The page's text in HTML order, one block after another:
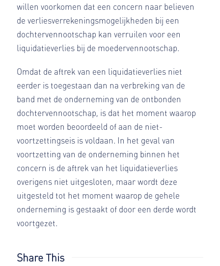
willen voorkomen dat een concern naar believen
de verliesverrekeningsmogelijkheden bij een
dochtervennootschap kan verruilen voor een
liquidatieverlies bij de moedervennootschap.
Omdat de aftrek van een liquidatieverlies niet
eerder is toegestaan dan na verbreking van de
band met de onderneming van de ontbonden
dochtervennootschap, is dat het moment waarop
moet worden beoordeeld of aan de niet-
voortzettingseis is voldaan. In het geval van
voortzetting van de onderneming binnen het
concern is de aftrek van het liquidatieverlies
overigens niet uitgesloten, maar wordt deze
uitgesteld tot het moment waarop de gehele
onderneming is gestaakt of door een derde wordt
voortgezet.
Share This